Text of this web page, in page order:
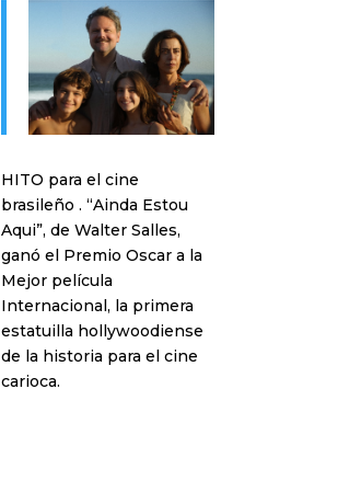
HITO para el cine
brasileño . “Ainda Estou
Aqui”, de Walter Salles,
ganó el Premio Oscar a la
Mejor película
Internacional, la primera
estatuilla hollywoodiense
de la historia para el cine
carioca.